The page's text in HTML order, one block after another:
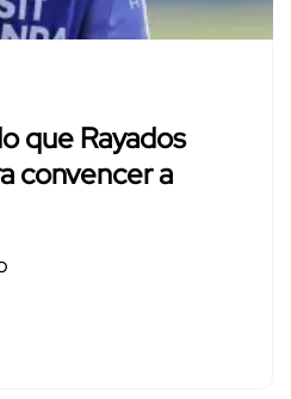
que Rayados
convencer a